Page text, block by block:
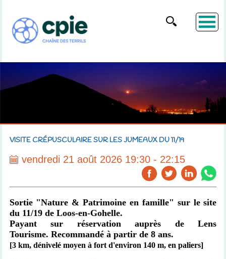
VISITE CRÉPUSCULAIRE SUR LES JUMEAUX DU 11/19
vendredi 21 août 2026 19:30 - 22:15
Sortie "Nature & Patrimoine en famille" sur le site
du 11/19 de Loos-en-Gohelle.
Payant sur réservation auprès de Lens
Tourisme. Recommandé à partir de 8 ans.
[3 km, dénivelé moyen à fort d'environ 140 m, en paliers]